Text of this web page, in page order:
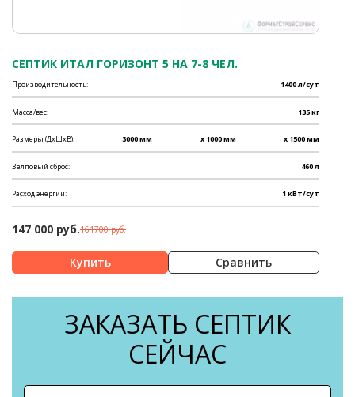
СЕПТИК ИТАЛ ГОРИЗОНТ 5 НА 7-8 ЧЕЛ.
Производительность: 1400 л/сут
Масса/вес: 135 кг
Размеры (ДхШхВ): 3000 мм x 1000 мм x 1500 мм
Залповый сброс: 460 л
Расход энергии: 1 кВт/сут
147 000 руб.161700 руб.
Сравнить
ЗАКАЗАТЬ СЕПТИК
СЕЙЧАС